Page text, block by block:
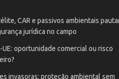
CAR e passivos ambientais
jurídica no campo
oportunidade comercial ou risco
invasoras: proteção ambiental sem